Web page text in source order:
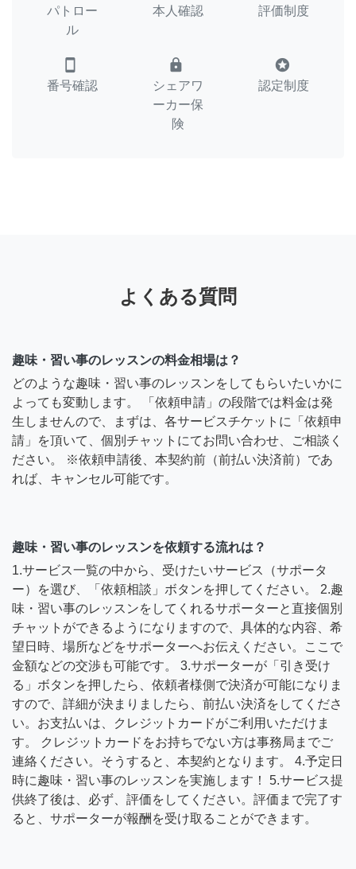
パトロー
ル
本人確認 評価制度
smartphone
番号確認
lock
シェアワ
ーカー保
険
stars
認定制度
よくある質問
趣味・習い事のレッスンの料金相場は？
どのような趣味・習い事のレッスンをしてもらいたいかに
よっても変動します。 「依頼申請」の段階では料金は発
生しませんので、まずは、各サービスチケットに「依頼申
請」を頂いて、個別チャットにてお問い合わせ、ご相談く
ださい。 ※依頼申請後、本契約前（前払い決済前）であ
れば、キャンセル可能です。
趣味・習い事のレッスンを依頼する流れは？
1.サービス一覧の中から、受けたいサービス（サポータ
ー）を選び、「依頼相談」ボタンを押してください。 2.趣
味・習い事のレッスンをしてくれるサポーターと直接個別
チャットができるようになりますので、具体的な内容、希
望日時、場所などをサポーターへお伝えください。ここで
金額などの交渉も可能です。 3.サポーターが「引き受け
る」ボタンを押したら、依頼者様側で決済が可能になりま
すので、詳細が決まりましたら、前払い決済をしてくださ
い。お支払いは、クレジットカードがご利用いただけま
す。 クレジットカードをお持ちでない方は事務局までご
連絡ください。そうすると、本契約となります。 4.予定日
時に趣味・習い事のレッスンを実施します！ 5.サービス提
供終了後は、必ず、評価をしてください。評価まで完了す
ると、サポーターが報酬を受け取ることができます。